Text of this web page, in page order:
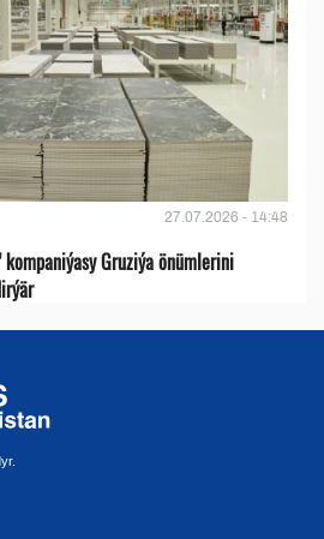
27.07.2026 - 14:48
Gruziýa önümlerini